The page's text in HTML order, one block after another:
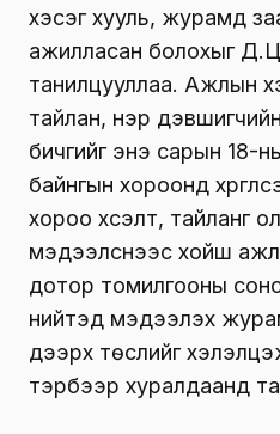
хэсэг хууль, журамд
ажилласан болохыг
танилцууллаа. Ажлын
тайлан, нэр
бичгийг энэ сарын 18-
байнгын хороонд
хороо хүсэлт, тайланг
мэдээлснээс хойш
дотор томилгооны
нийтэд мэдээлэх
дээрх төслийг
тэрбээр хуралдаанд